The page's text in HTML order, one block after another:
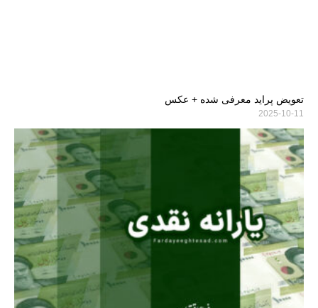
تعویض پراید معرفی شده + عکس
2025-10-11